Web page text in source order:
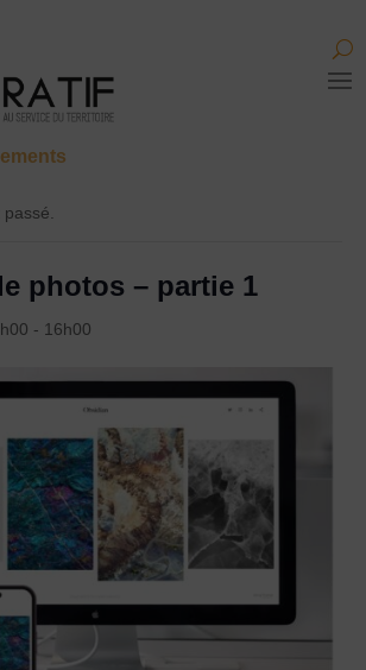
photos – partie 1
- 16h00